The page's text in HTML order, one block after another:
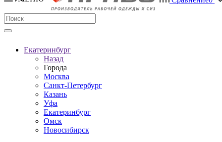
Екатеринбург
Назад
Города
Москва
Санкт-Петербург
Казань
Уфа
Екатеринбург
Омск
Новосибирск